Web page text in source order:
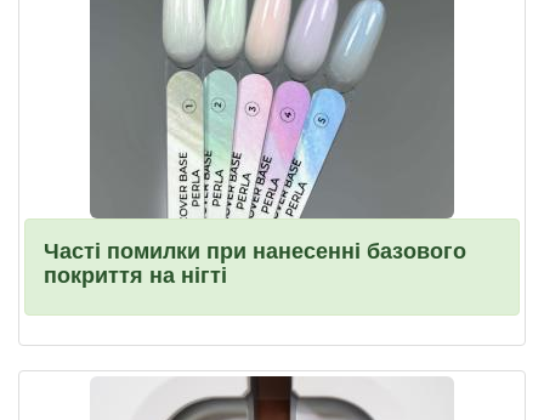
Часті помилки при нанесенні базового
покриття на нігті